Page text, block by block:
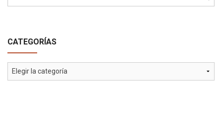
CATEGORÍAS
Categorías